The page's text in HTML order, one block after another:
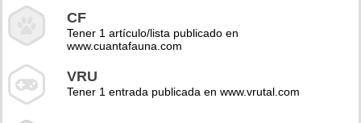
CF
Tener 1 artículo/lista publicado en
www.cuantafauna.com
VRU
Tener 1 entrada publicada en www.vrutal.com